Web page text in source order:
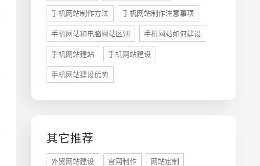
手机网站制作方法 手机网站制作注意事项
手机网站和电脑网站区别 手机网站如何建设
手机网站建站 手机网站建设
手机网站建设优势
其它推荐
外贸网站建设 官网制作 网站定制
创意品牌型网站 · 标准企业官网建设 · 外贸网站设计